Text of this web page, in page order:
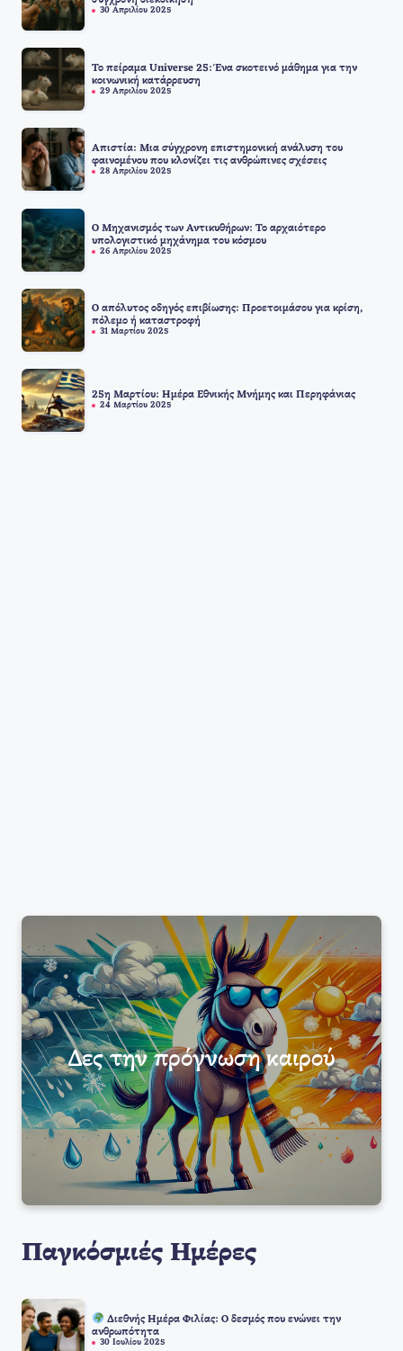
30 Απριλίου 2025
Το πείραμα Universe 25: Ένα σκοτεινό μάθημα για την
κοινωνική κατάρρευση
29 Απριλίου 2025
Απιστία: Μια σύγχρονη επιστημονική ανάλυση του
φαινομένου που κλονίζει τις ανθρώπινες σχέσεις
28 Απριλίου 2025
Ο Μηχανισμός των Αντικυθήρων: Το αρχαιότερο
υπολογιστικό μηχάνημα του κόσμου
26 Απριλίου 2025
Ο απόλυτος οδηγός επιβίωσης: Προετοιμάσου για κρίση,
πόλεμο ή καταστροφή
31 Μαρτίου 2025
25η Μαρτίου: Ημέρα Εθνικής Μνήμης και Περηφάνιας
24 Μαρτίου 2025
Δες την πρόγνωση καιρού
Παγκόσμιές Ημέρες
Διεθνής Ημέρα Φιλίας: Ο δεσμός που ενώνει την
ανθρωπότητα
30 Ιουλίου 2025